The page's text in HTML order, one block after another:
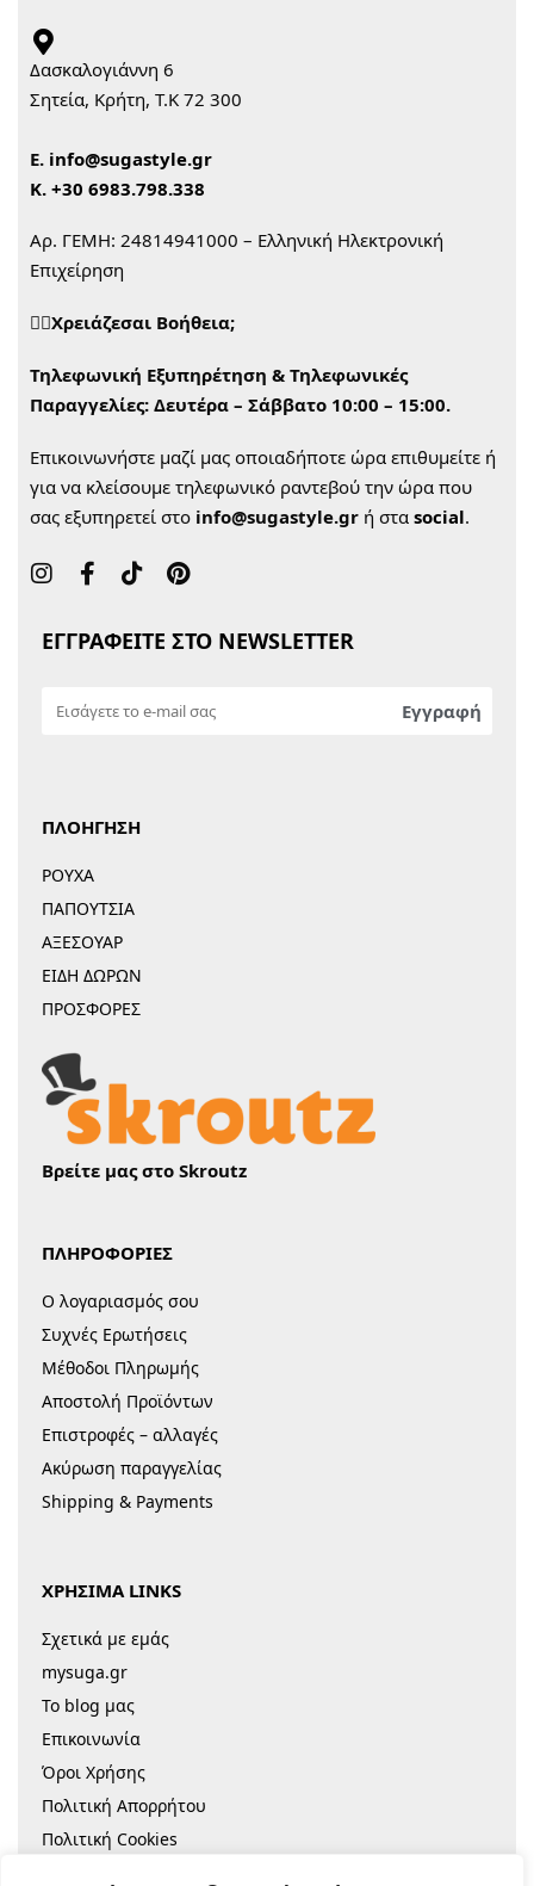
Δασκαλογιάννη 6
Σητεία, Κρήτη, Τ.Κ 72 300
Ε. info@sugastyle.gr
Κ. +30 6983.798.338
Αρ. ΓΕΜΗ: 24814941000 – Ελληνική Ηλεκτρονική
Επιχείρηση
🙋‍♀️Χρειάζεσαι Βοήθεια;
Τηλεφωνική Εξυπηρέτηση & Τηλεφωνικές
Παραγγελίες: Δευτέρα – Σάββατο 10:00 – 15:00.
Επικοινωνήστε μαζί μας οποιαδήποτε ώρα επιθυμείτε ή
για να κλείσουμε τηλεφωνικό ραντεβού την ώρα που
σας εξυπηρετεί στο info@sugastyle.gr ή στα social.
ΕΓΓΡΑΦΕΙΤΕ ΣΤΟ NEWSLETTER
ΠΛΟΗΓΗΣΗ
ΡΟΥΧΑ
ΠΑΠΟΥΤΣΙΑ
ΑΞΕΣΟΥΑΡ
ΕΙΔΗ ΔΩΡΩΝ
ΠΡΟΣΦΟΡΕΣ
Βρείτε μας στο Skroutz
ΠΛΗΡΟΦΟΡΙΕΣ
Ο λογαριασμός σου
Συχνές Ερωτήσεις
Μέθοδοι Πληρωμής
Αποστολή Προϊόντων
Επιστροφές – αλλαγές
Ακύρωση παραγγελίας
Shipping & Payments
ΧΡΗΣΙΜΑ LINKS
Σχετικά με εμάς
mysuga.gr
Το blog μας
Επικοινωνία
Όροι Χρήσης
Πολιτική Απορρήτου
Πολιτική Cookies